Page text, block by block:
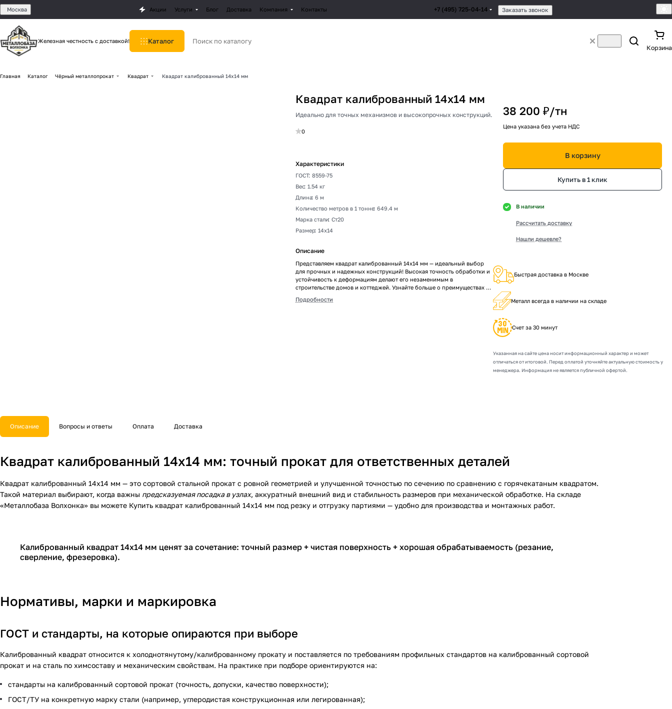
Москва Акции Услуги Блог Доставка Компания Контакты +7 (495) 725-04-14 Заказать звонок
Железная честность с доставкой! Каталог
Корзина
Главная Каталог Чёрный металлопрокат Квадрат Квадрат калиброванный 14х14 мм
Квадрат калиброванный 14х14 мм
Идеально для точных механизмов и высокопрочных конструкций.
0
Характеристики
ГОСТ: 8559-75
Вес: 1.54 кг
Длина: 6 м
Количество метров в 1 тонне: 649.4 м
Марка стали: Ст20
Размер: 14х14
Описание
Представляем квадрат калиброванный 14x14 мм — идеальный выбор
для прочных и надежных конструкций! Высокая точность обработки и
устойчивость к деформациям делают его незаменимым в
строительстве домов и коттеджей. Узнайте больше о преимуществах и
Подробности
38 200 ₽/тн
Цена указана без учета НДС
В корзину
Купить в 1 клик
В наличии
Рассчитать доставку
Нашли дешевле?
Быстрая доставка в Москве
Металл всегда в наличии на складе
Счет за 30 минут
Указанная на сайте цена носит информационный характер и может
отличаться от итоговой. Перед оплатой уточняйте актуальную стоимость у
менеджера. Информация не является публичной офертой.
Описание Вопросы и ответы Оплата Доставка
Квадрат калиброванный 14х14 мм: точный прокат для ответственных деталей
Квадрат калиброванный 14х14 мм — это сортовой стальной прокат с ровной геометрией и улучшенной точностью по сечению по сравнению с горячекатаным квадратом.
Такой материал выбирают, когда важны предсказуемая посадка в узлах, аккуратный внешний вид и стабильность размеров при механической обработке. На складе
«Металлобаза Волхонка» вы можете Купить квадрат калиброванный 14х14 мм под резку и отгрузку партиями — удобно для производства и монтажных работ.
Калиброванный квадрат 14х14 мм ценят за сочетание: точный размер + чистая поверхность + хорошая обрабатываемость (резание,
сверление, фрезеровка).
Нормативы, марки и маркировка
ГОСТ и стандарты, на которые опираются при выборе
Калиброванный квадрат относится к холоднотянутому/калиброванному прокату и поставляется по требованиям профильных стандартов на калиброванный сортовой
прокат и на сталь по химсоставу и механическим свойствам. На практике при подборе ориентируются на:
стандарты на калиброванный сортовой прокат (точность, допуски, качество поверхности);
ГОСТ/ТУ на конкретную марку стали (например, углеродистая конструкционная или легированная);